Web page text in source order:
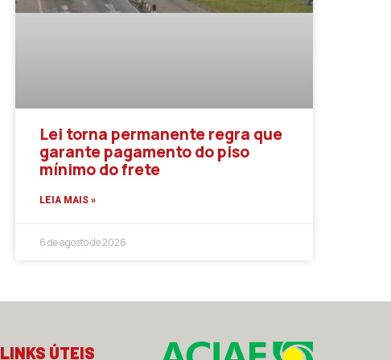
Lei torna permanente regra que
garante pagamento do piso
mínimo do frete
LEIA MAIS »
6 de agosto de 2026
LINKS ÚTEIS